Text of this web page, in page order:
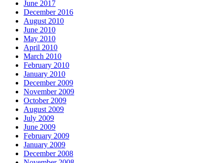
June 2017
December 2016
August 2010
June 2010
May 2010
April 2010
March 2010
February 2010
January 2010
December 2009
November 2009
October 2009
August 2009
July 2009
June 2009
February 2009
January 2009
December 2008